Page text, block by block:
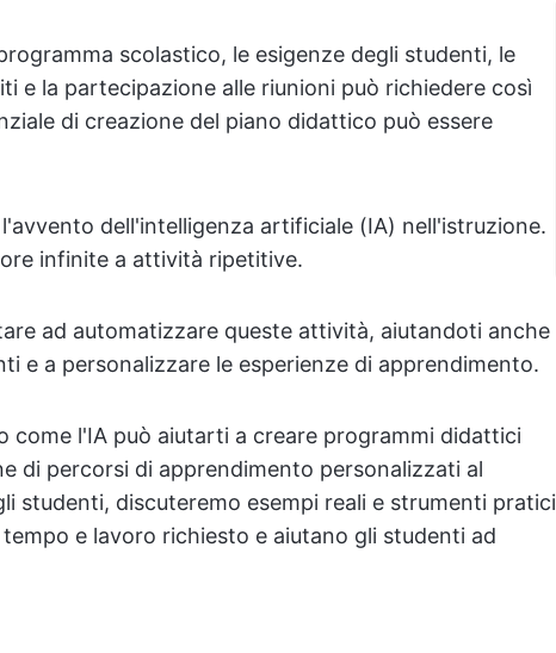
scolastico, le esigenze degli studenti, le
e la partecipazione alle riunioni può richiedere così
di creazione del piano didattico può essere
dell'intelligenza artificiale (IA) nell'istruzione.
infinite a attività ripetitive.
ad automatizzare queste attività, aiutandoti anche
e a personalizzare le esperienze di apprendimento.
come l'IA può aiutarti a creare programmi didattici
di percorsi di apprendimento personalizzati al
studenti, discuteremo esempi reali e strumenti pratici
e lavoro richiesto e aiutano gli studenti ad